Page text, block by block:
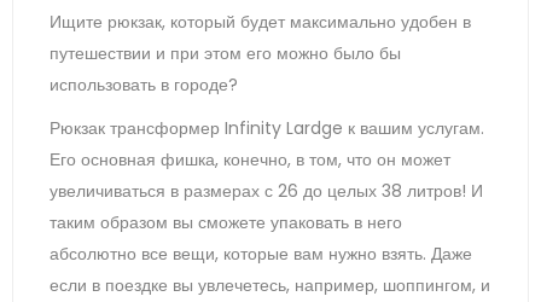
Ищите рюкзак, который будет максимально удобен в
путешествии и при этом его можно было бы
использовать в городе?
Рюкзак трансформер Infinity Lardge к вашим услугам.
Его основная фишка, конечно, в том, что он может
увеличиваться в размерах с 26 до целых 38 литров! И
таким образом вы сможете упаковать в него
абсолютно все вещи, которые вам нужно взять. Даже
если в поездке вы увлечетесь, например, шоппингом, и